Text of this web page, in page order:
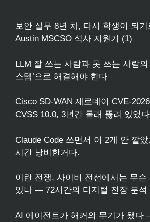
보안 실무 8년 차, 다시 학생이 되
Austin MSCSO 석사 지원기 (1)
LLM 잘 쓰는 사람과 못 쓰는 사람의
스템’으로 해결해야 한다
Cisco SD-WAN 제로데이 CVE-
CVSS 10.0, 3년간 몰래 뚫려 있었다
Claude Code 쓰면서 이 2개 안 깔
시간 낭비한거다.
이란 전쟁, 사이버 전선에서는 무슨
있나 — 72시간의 디지털 전장 분석
AI 에이전트가 해커의 무기가 됐다